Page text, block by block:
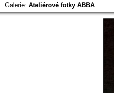
Galerie: Ateliérové fotky ABBA